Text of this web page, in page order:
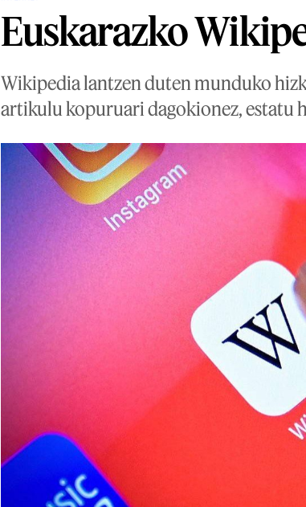
Euskarazko
Wikipedia lantzen duten munduko
artikulu kopuruari dagokionez, estatu